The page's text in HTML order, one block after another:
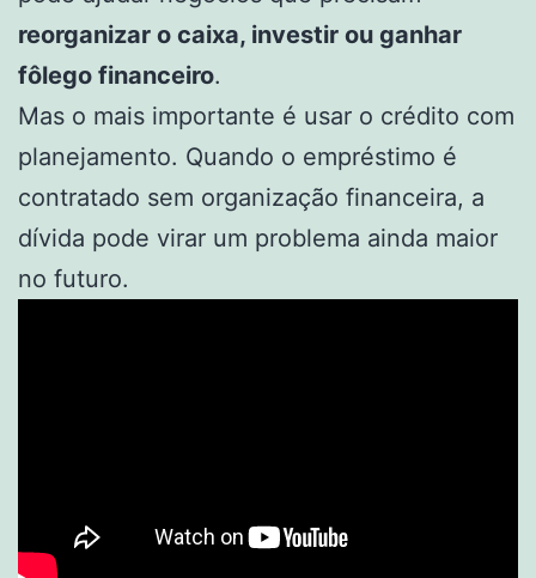
reorganizar o caixa, investir ou ganhar
fôlego financeiro.
Mas o mais importante é usar o crédito com
planejamento. Quando o empréstimo é
contratado sem organização financeira, a
dívida pode virar um problema ainda maior
no futuro.